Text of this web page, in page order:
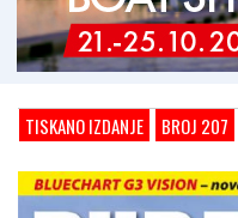
TISKANO IZDANJE BROJ 207